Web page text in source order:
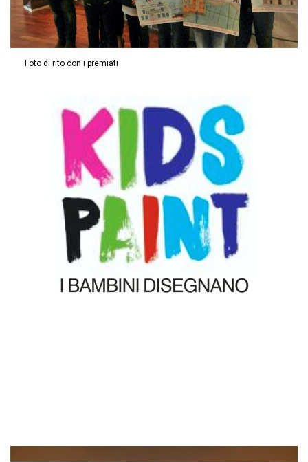
Foto di rito con i premiati